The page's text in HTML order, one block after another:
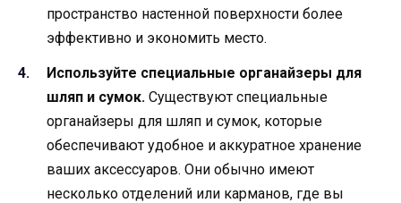
пространство настенной поверхности более
эффективно и экономить место.
Используйте специальные органайзеры для
шляп и сумок. Существуют специальные
органайзеры для шляп и сумок, которые
обеспечивают удобное и аккуратное хранение
ваших аксессуаров. Они обычно имеют
несколько отделений или карманов, где вы